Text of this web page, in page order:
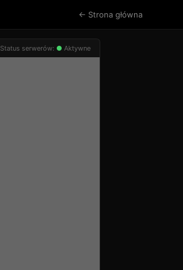
← Strona główna
Status serwerów: ● Aktywne